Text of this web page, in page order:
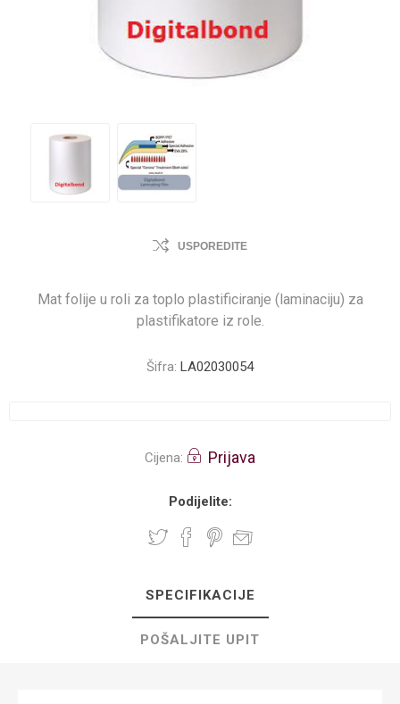
USPOREDITE
Mat folije u roli za toplo plastificiranje (laminaciju) za
plastifikatore iz role.
Šifra: LA02030054
Cijena: Prijava
Podijelite:
SPECIFIKACIJE
POŠALJITE UPIT